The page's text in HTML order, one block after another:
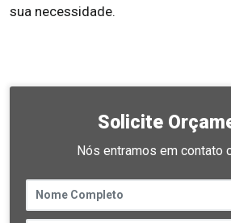
sua necessidade.
Solicite
Nós entramos em contato